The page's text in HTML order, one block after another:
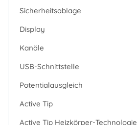
Sicherheitsablage
Display
Kanäle
USB-Schnittstelle
Potentialausgleich
Active Tip
Active Tip Heizkörper-Technologie